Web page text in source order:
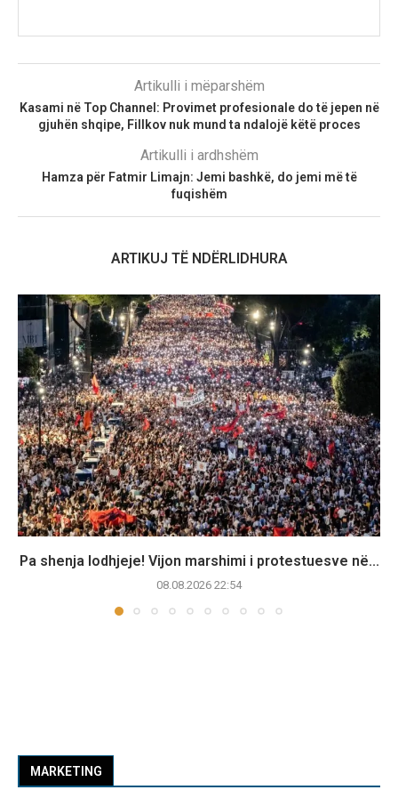
Artikulli i mëparshëm
Kasami në Top Channel: Provimet profesionale do të jepen në
gjuhën shqipe, Fillkov nuk mund ta ndalojë këtë proces
Artikulli i ardhshëm
Hamza për Fatmir Limajn: Jemi bashkë, do jemi më të
fuqishëm
ARTIKUJ TË NDËRLIDHURA
Pa shenja lodhjeje! Vijon marshimi i protestuesve në...
08.08.2026 22:54
MARKETING